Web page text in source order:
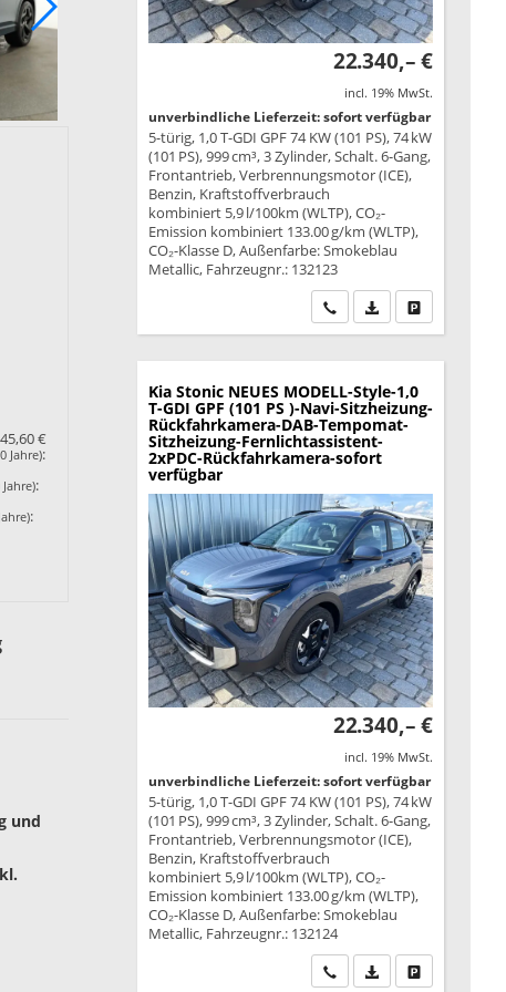
€
Jahre):
:
:
und
22.340,– €
incl. 19% MwSt.
unverbindliche Lieferzeit: sofort verfügbar
5-türig, 1,0 T-GDI GPF 74 KW (101 PS), 74 kW
(101 PS), 999 cm³, 3 Zylinder, Schalt. 6-Gang,
Frontantrieb, Verbrennungsmotor (ICE),
Benzin, Kraftstoffverbrauch
kombiniert 5,9 l/100km (WLTP), CO₂-
Emission kombiniert 133.00 g/km (WLTP),
CO₂-Klasse D, Außenfarbe: Smokeblau
Metallic, Fahrzeugnr.: 132123
Wir rufen Sie an
PDF-Datei,Drucken,
Kia Stonic NEUES MODELL-Style-1,0
T-GDI GPF (101 PS )-Navi-Sitzheizung-
Rückfahrkamera-DAB-Tempomat-
Sitzheizung-Fernlichtassistent-
2xPDC-Rückfahrkamera-sofort
verfügbar
22.340,– €
incl. 19% MwSt.
unverbindliche Lieferzeit: sofort verfügbar
5-türig, 1,0 T-GDI GPF 74 KW (101 PS), 74 kW
(101 PS), 999 cm³, 3 Zylinder, Schalt. 6-Gang,
Frontantrieb, Verbrennungsmotor (ICE),
Benzin, Kraftstoffverbrauch
kombiniert 5,9 l/100km (WLTP), CO₂-
Emission kombiniert 133.00 g/km (WLTP),
CO₂-Klasse D, Außenfarbe: Smokeblau
Metallic, Fahrzeugnr.: 132124
Wir rufen Sie an
PDF-Datei,Drucken,